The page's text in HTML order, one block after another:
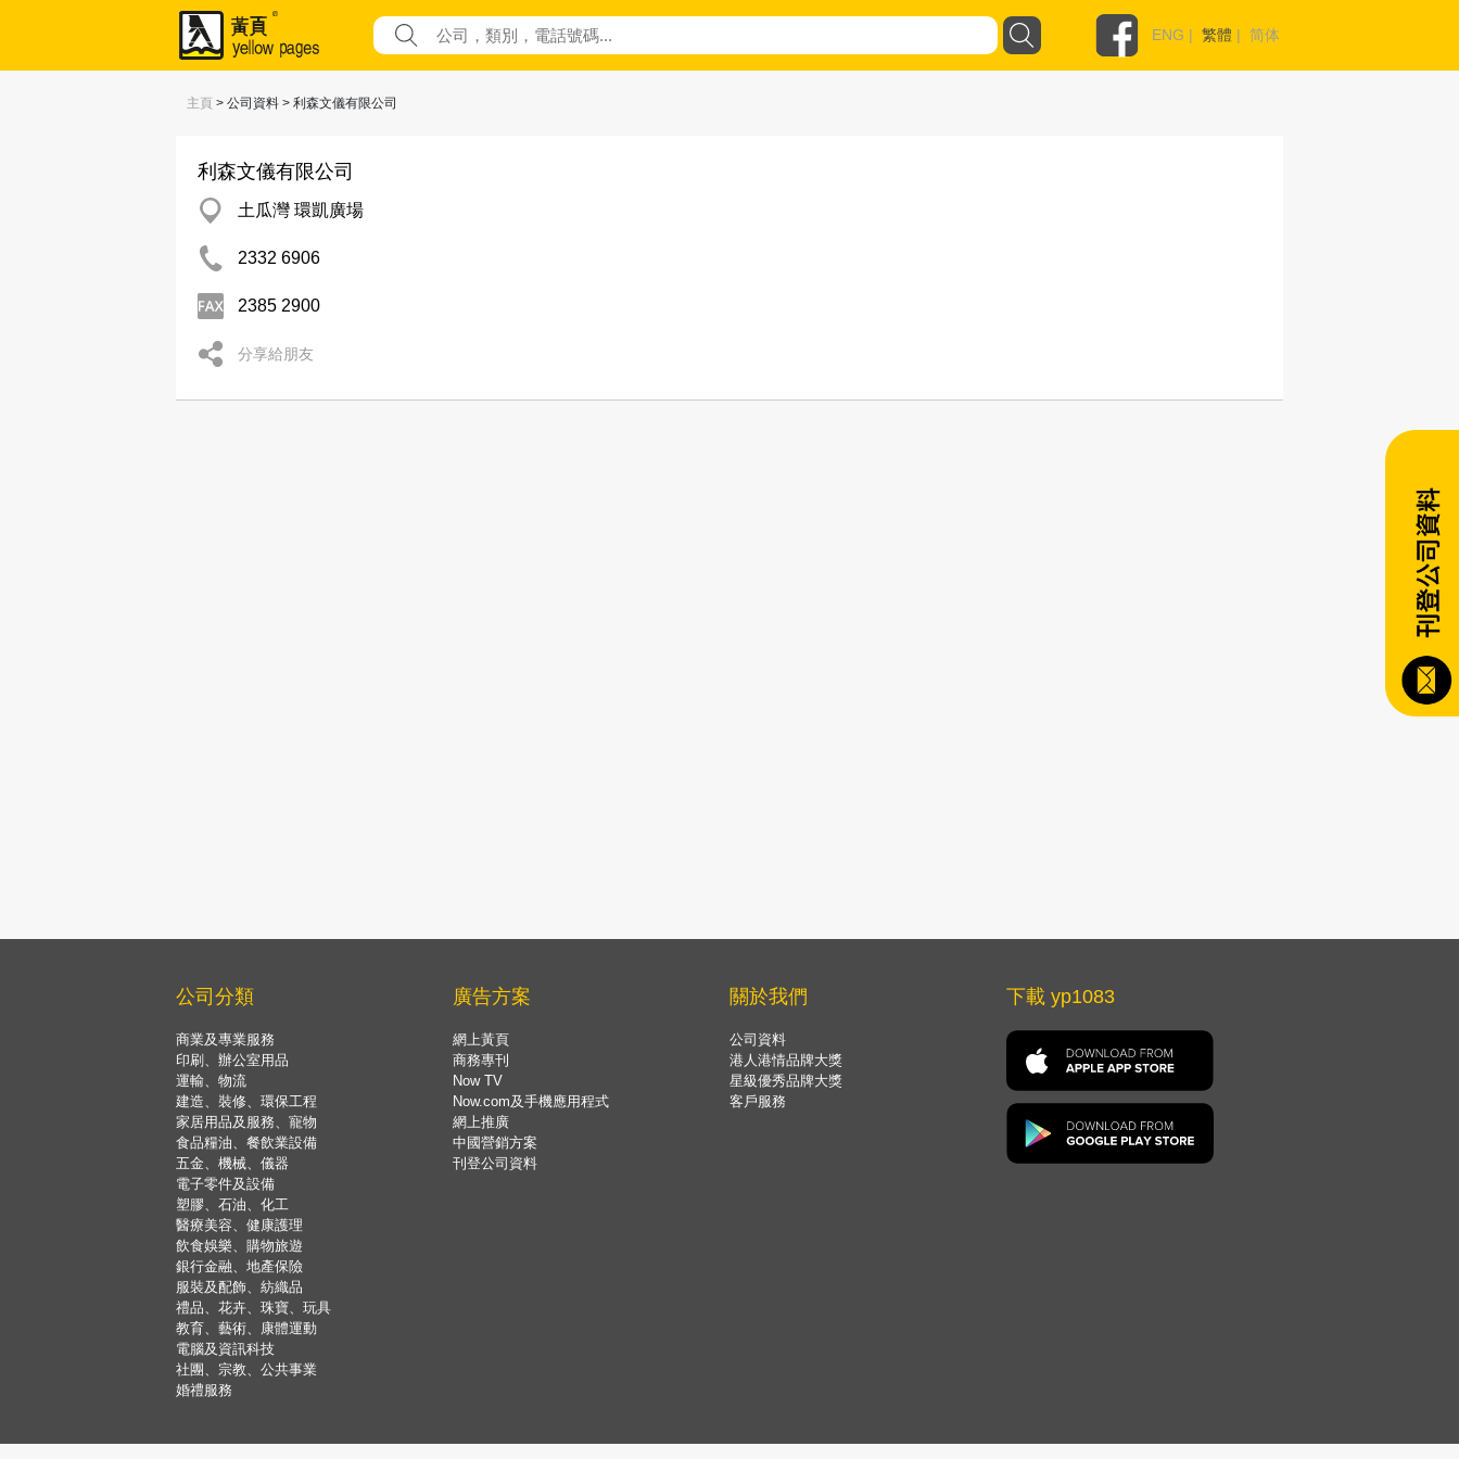
ENG | 繁體 | 简体
主頁 > 公司資料 > 利森文儀有限公司
利森文儀有限公司
土瓜灣 環凱廣場
2332 6906
2385 2900
分享給朋友
公司分類
商業及專業服務
印刷、辦公室用品
運輸、物流
建造、裝修、環保工程
家居用品及服務、寵物
食品糧油、餐飲業設備
五金、機械、儀器
電子零件及設備
塑膠、石油、化工
醫療美容、健康護理
飲食娛樂、購物旅遊
銀行金融、地產保險
服裝及配飾、紡織品
禮品、花卉、珠寶、玩具
教育、藝術、康體運動
電腦及資訊科技
社團、宗教、公共事業
婚禮服務
廣告方案
網上黃頁
商務專刊
Now TV
Now.com及手機應用程式
網上推廣
中國營銷方案
刊登公司資料
關於我們
公司資料
港人港情品牌大獎
星級優秀品牌大獎
客戶服務
下載 yp1083